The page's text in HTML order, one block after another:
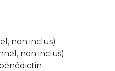
non inclus)
non inclus)